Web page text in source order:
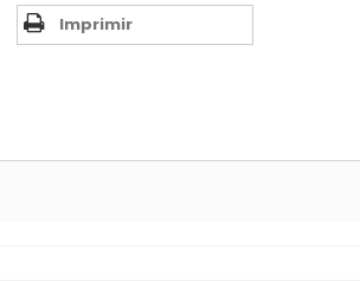
Imprimir